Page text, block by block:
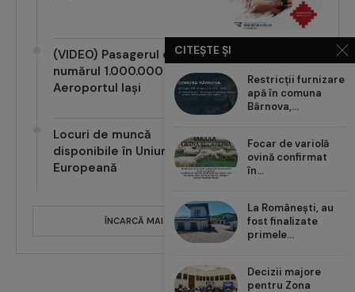
(VIDEO) Pasagerul cu
numărul 1.000.000 pe
Aeroportul Iași
Locuri de muncă
disponibile în Uniunea
Europeană
ÎNCARCĂ MAI MULTE POSTĂRI
CITEȘTE ȘI
Restricții furnizare
apă în comuna
Bârnova,...
Focar de variolă
ovină confirmat
în...
La Românești, au
fost finalizate
primele...
Decizii majore
pentru Zona